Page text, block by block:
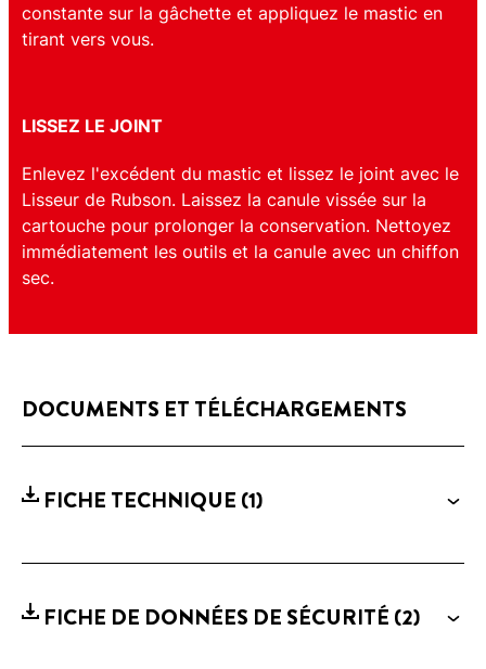
constante sur la gâchette et appliquez le mastic en
tirant vers vous.
LISSEZ LE JOINT
Enlevez l'excédent du mastic et lissez le joint avec le
Lisseur de Rubson. Laissez la canule vissée sur la
cartouche pour prolonger la conservation. Nettoyez
immédiatement les outils et la canule avec un chiffon
sec.
DOCUMENTS ET TÉLÉCHARGEMENTS
FICHE TECHNIQUE (1)
FICHE DE DONNÉES DE SÉCURITÉ (2)